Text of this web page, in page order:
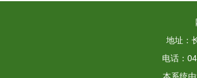
地址：
电话：